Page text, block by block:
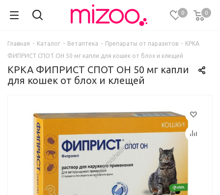
0 0
Главная - Каталог - Ветаптека - Препараты от паразитов - КРКА
ФИПРИСТ СПОТ ОН 50 мг капли для кошек от блох и клещей
КРКА ФИПРИСТ СПОТ ОН 50 мг капли
для кошек от блох и клещей